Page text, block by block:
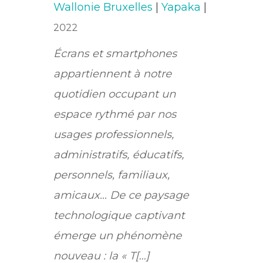
Wallonie Bruxelles |Yapaka
2022
Écrans et smartphones
appartiennent à notre
quotidien occupant un
espace rythmé par nos
usages professionnels,
administratifs, éducatifs,
personnels, familiaux,
amicaux… De ce paysage
technologique captivant
émerge un phénomène
nouveau : la « T[...]